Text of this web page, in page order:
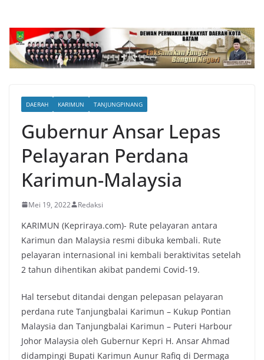
DAERAH KARIMUN TANJUNGPINANG
Gubernur Ansar Lepas
Pelayaran Perdana
Karimun-Malaysia
Mei 19, 2022 Redaksi
KARIMUN (Kepriraya.com)- Rute pelayaran antara
Karimun dan Malaysia resmi dibuka kembali. Rute
pelayaran internasional ini kembali beraktivitas setelah
2 tahun dihentikan akibat pandemi Covid-19.
Hal tersebut ditandai dengan pelepasan pelayaran
perdana rute Tanjungbalai Karimun – Kukup Pontian
Malaysia dan Tanjungbalai Karimun – Puteri Harbour
Johor Malaysia oleh Gubernur Kepri H. Ansar Ahmad
didampingi Bupati Karimun Aunur Rafiq di Dermaga